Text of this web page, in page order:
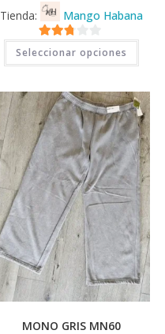
Tienda: Mango Habana
2.71
de 5
Seleccionar opciones
Este
tiene
Las
se
en
la
de
MONO GRIS MN60